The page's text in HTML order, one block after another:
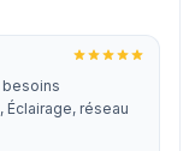
réseau